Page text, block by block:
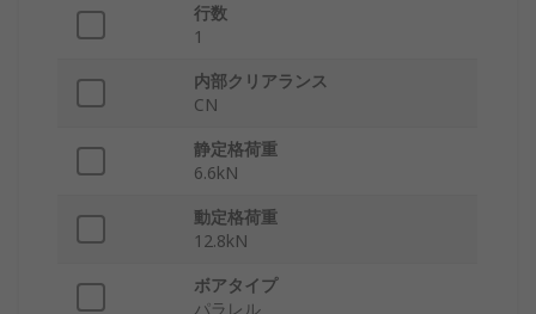
行数
1
内部クリアランス
CN
静定格荷重
6.6kN
動定格荷重
12.8kN
ボアタイプ
パラレル